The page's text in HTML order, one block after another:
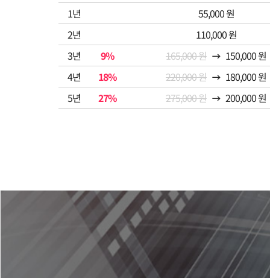
1년
55,000 원
2년
110,000 원
3년
9% 165,000 원
150,000 원
4년
18% 220,000 원
180,000 원
5년
27% 275,000 원 200,000 원